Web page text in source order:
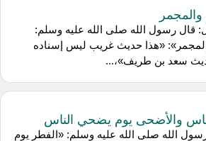
قال رسول الله صلى الله عليه وسلم:
«هذا حديث غريب ليس إسناده
سعد بن طريف»،...
والأضحى يوم يضحي الناس
الله صلى الله عليه وسلم: «الفطر يوم